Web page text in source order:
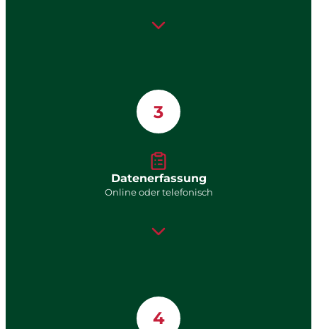
3
Datenerfassung
Online oder telefonisch
4